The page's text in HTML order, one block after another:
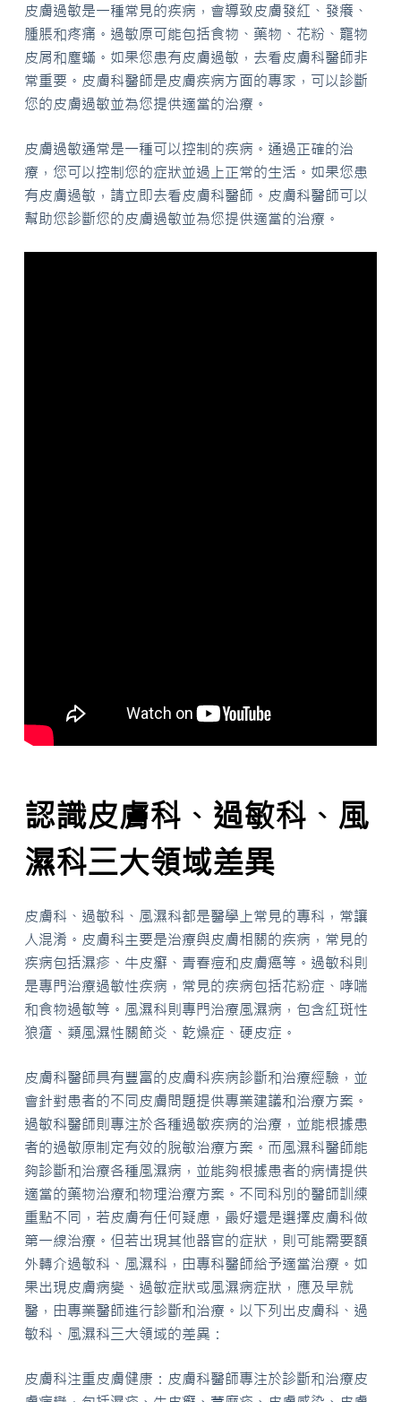
皮膚過敏是一種常見的疾病，會導致皮膚發紅、發癢、
腫脹和疼痛。過敏原可能包括食物、藥物、花粉、寵物
皮屑和塵蟎。如果您患有皮膚過敏，去看皮膚科醫師非
常重要。皮膚科醫師是皮膚疾病方面的專家，可以診斷
您的皮膚過敏並為您提供適當的治療。
皮膚過敏通常是一種可以控制的疾病。通過正確的治
療，您可以控制您的症狀並過上正常的生活。如果您患
有皮膚過敏，請立即去看皮膚科醫師。皮膚科醫師可以
幫助您診斷您的皮膚過敏並為您提供適當的治療。
認識皮膚科、過敏科、風
濕科三大領域差異
皮膚科、過敏科、風濕科都是醫學上常見的專科，常讓
人混淆。皮膚科主要是治療與皮膚相關的疾病，常見的
疾病包括濕疹、牛皮癬、青春痘和皮膚癌等。過敏科則
是專門治療過敏性疾病，常見的疾病包括花粉症、哮喘
和食物過敏等。風濕科則專門治療風濕病，包含紅斑性
狼瘡、類風濕性關節炎、乾燥症、硬皮症。
皮膚科醫師具有豐富的皮膚科疾病診斷和治療經驗，並
會針對患者的不同皮膚問題提供專業建議和治療方案。
過敏科醫師則專注於各種過敏疾病的治療，並能根據患
者的過敏原制定有效的脫敏治療方案。而風濕科醫師能
夠診斷和治療各種風濕病，並能夠根據患者的病情提供
適當的藥物治療和物理治療方案。不同科別的醫師訓練
重點不同，若皮膚有任何疑慮，最好還是選擇皮膚科做
第一線治療。但若出現其他器官的症狀，則可能需要額
外轉介過敏科、風濕科，由專科醫師給予適當治療。如
果出現皮膚病變、過敏症狀或風濕病症狀，應及早就
醫，由專業醫師進行診斷和治療。以下列出皮膚科、過
敏科、風濕科三大領域的差異：
皮膚科注重皮膚健康：皮膚科醫師專注於診斷和治療皮